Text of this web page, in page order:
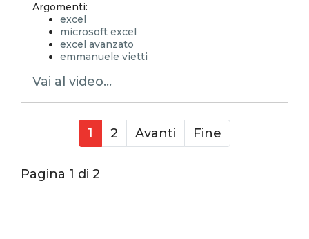
Argomenti:
excel
microsoft excel
excel avanzato
emmanuele vietti
excel tutorial ita
reporting in excel
Experta
excel magico
EXCELoltreognilimite
EXCELtrucchiesegreti
Vai al video...
1 2 Avanti Fine
Pagina 1 di 2